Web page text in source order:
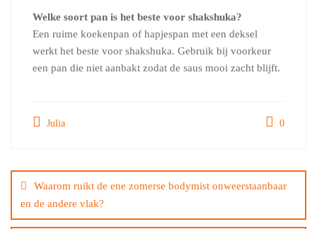
Welke soort pan is het beste voor shakshuka?
Een ruime koekenpan of hapjespan met een deksel
werkt het beste voor shakshuka. Gebruik bij voorkeur
een pan die niet aanbakt zodat de saus mooi zacht blijft.
Julia 0
navigatie
Waarom ruikt de ene zomerse bodymist onweerstaanbaar
en de andere vlak?